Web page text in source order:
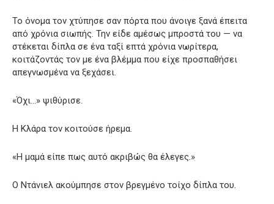
Το όνομα τον χτύπησε σαν πόρτα που άνοιγε ξανά έπειτα
από χρόνια σιωπής. Την είδε αμέσως μπροστά του — να
στέκεται δίπλα σε ένα ταξί επτά χρόνια νωρίτερα,
κοιτάζοντάς τον με ένα βλέμμα που είχε προσπαθήσει
απεγνωσμένα να ξεχάσει.
«Όχι…» ψιθύρισε.
Η Κλάρα τον κοιτούσε ήρεμα.
«Η μαμά είπε πως αυτό ακριβώς θα έλεγες.»
Ο Ντάνιελ ακούμπησε στον βρεγμένο τοίχο δίπλα του.